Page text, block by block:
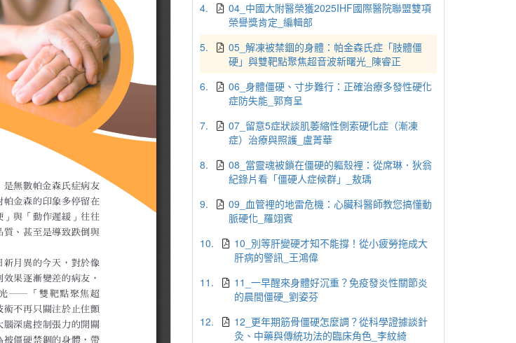
4.
04_中國大附醫榮獲2025IHF國際醫院聯盟雙項
榮譽獎肯定_編輯部
5.
05_解凍被禁錮的身體：帕金森氏症「肢體僵
硬」與雙靶點聚焦超音波新曙光_陳睿正
6.
06_身體僵硬、寸步難行：正確治療多發性硬化
症防失能_郭育呈
7.
07_留意5症狀談肌萎縮性側索硬化症（漸凍
症）治療與照護_盧菁華
8.
08_當靈魂被鎖在僵硬的軀殼裡：從席琳．狄翁
紀錄片看「僵硬人症候群」_敖瑀
9.
09_血管裡的地雷危機：心臟科醫師教您搞懂動
脈硬化_羅翊賓
10.
10_別等肝變硬才知不能撐！從小疲勞拖成大
肝病的警訊_王鴻偉
11.
11_一早醒來身體好沉重？免疫發炎性關節炎
的晨間僵硬_劉姿芬
12.
12_更年期筋骨僵硬怎麼調？從科學證據談針
灸、中藥與傳統功法的臨床角色_李紋綺